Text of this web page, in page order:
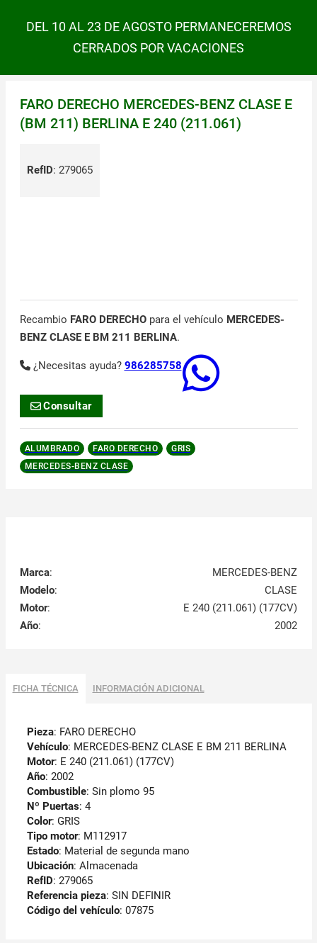
DEL 10 AL 23 DE AGOSTO PERMANECEREMOS
CERRADOS POR VACACIONES
FARO DERECHO MERCEDES-BENZ CLASE E
(BM 211) BERLINA E 240 (211.061)
RefID: 279065
Recambio FARO DERECHOpara el vehículo MERCEDES-
BENZ CLASE E BM 211 BERLINA.
¿Necesitas ayuda? 986285758
Consultar
ALUMBRADO FARO DERECHO
GRIS
MERCEDES-BENZ CLASE
Marca:
MERCEDES-BENZ
Modelo:
CLASE
Motor:
E 240 (211.061) (177CV)
Año: 2002
FICHA TÉCNICA INFORMACIÓN ADICIONAL
Pieza: FARO DERECHO
Vehículo: MERCEDES-BENZ CLASE E BM 211 BERLINA
Motor: E 240 (211.061) (177CV)
Año: 2002
Combustible: Sin plomo 95
Nº Puertas: 4
Color: GRIS
Tipo motor: M112917
Estado: Material de segunda mano
Ubicación: Almacenada
RefID: 279065
Referencia pieza: SIN DEFINIR
Código del vehículo: 07875